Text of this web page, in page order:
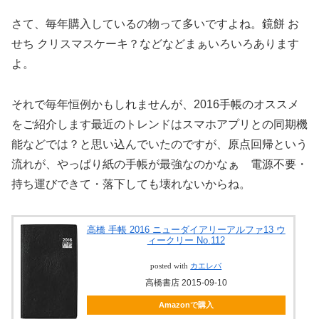
さて、毎年購入しているの物って多いですよね。鏡餅 お
せち クリスマスケーキ？などなどまぁいろいろあります
よ。
それで毎年恒例かもしれませんが、2016手帳のオススメ
をご紹介します最近のトレンドはスマホアプリとの同期機
能などでは？と思い込んでいたのですが、原点回帰という
流れが、やっぱり紙の手帳が最強なのかなぁ 電源不要・
持ち運びできて・落下しても壊れないからね。
高橋 手帳 2016 ニューダイアリーアルファ13 ウ
ィークリー No.112
posted with カエレバ
高橋書店 2015-09-10
Amazonで購入